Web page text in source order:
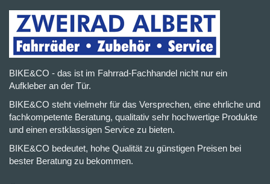
BIKE&CO - das ist im Fahrrad-Fachhandel nicht nur ein
Aufkleber an der Tür.
BIKE&CO steht vielmehr für das Versprechen, eine ehrliche und
fachkompetente Beratung, qualitativ sehr hochwertige Produkte
und einen erstklassigen Service zu bieten.
BIKE&CO bedeutet, hohe Qualität zu günstigen Preisen bei
bester Beratung zu bekommen.